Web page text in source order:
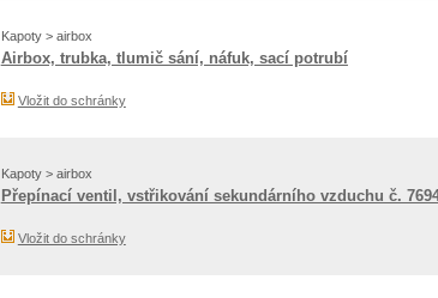
Kapoty > airbox
Airbox, trubka, tlumič sání, náfuk, sací potrubí
Vložit do schránky
Kapoty > airbox
Přepínací ventil, vstřikování sekundárního vzduchu č.
Vložit do schránky